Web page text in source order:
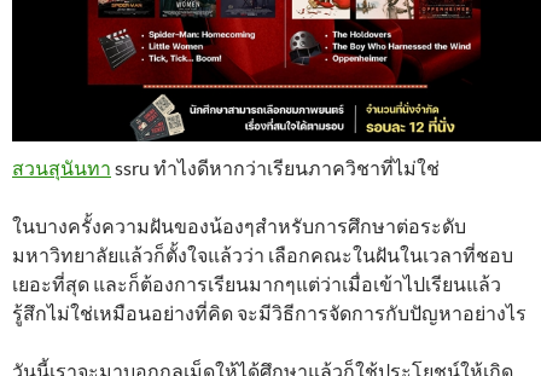
สวนสุนันทา ssru ทำไงดีหากว่าเรียนภาควิชาที่ไม่ใช่
ในบางครั้งความฝันของน้องๆสำหรับการศึกษาต่อระดับ
มหาวิทยาลัยแล้วก็ตั้งใจแล้วว่า เลือกคณะในฝันในเวลาที่ชอบ
เยอะที่สุด และก็ต้องการเรียนมากๆแต่ว่าเมื่อเข้าไปเรียนแล้ว
รู้สึกไม่ใช่เหมือนอย่างที่คิด จะมีวิธีการจัดการกับปัญหาอย่างไร
วันนี้เราจะมาบอกกลเม็ดให้ได้ศึกษาแล้วก็ใช้ประโยชน์ให้เกิด